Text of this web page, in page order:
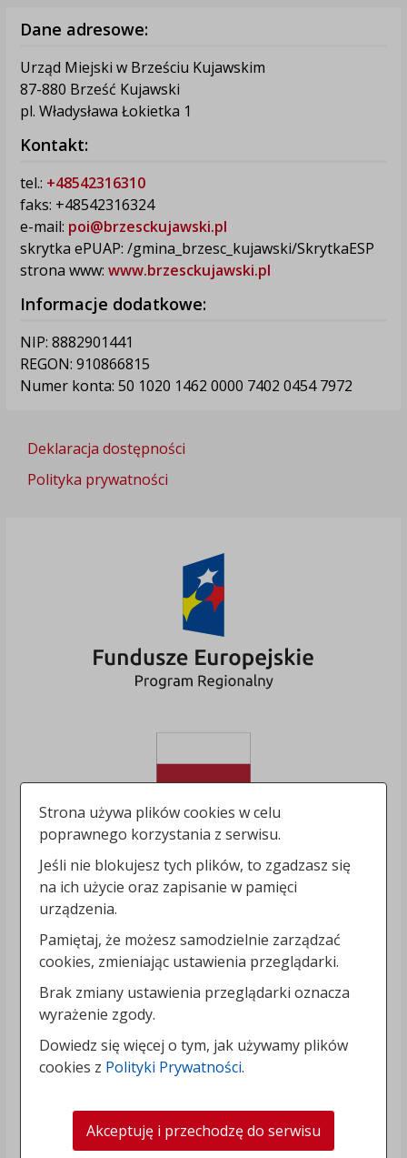
Dane adresowe:
Urząd Miejski w Brześciu Kujawskim
87-880 Brześć Kujawski
pl. Władysława Łokietka 1
Kontakt:
tel.: +48542316310
faks: +48542316324
e-mail: poi@brzesckujawski.pl
skrytka ePUAP: /gmina_brzesc_kujawski/SkrytkaESP
strona www: www.brzesckujawski.pl
Informacje dodatkowe:
NIP: 8882901441
REGON: 910866815
Numer konta: 50 1020 1462 0000 7402 0454 7972
Deklaracja dostępności
Polityka prywatności
Strona używa plików cookies w celu
poprawnego korzystania z serwisu.
Jeśli nie blokujesz tych plików, to zgadzasz się
na ich użycie oraz zapisanie w pamięci
urządzenia.
Pamiętaj, że możesz samodzielnie zarządzać
cookies, zmieniając ustawienia przeglądarki.
Brak zmiany ustawienia przeglądarki oznacza
wyrażenie zgody.
Dowiedz się więcej o tym, jak używamy plików
cookies z Polityki Prywatności.
Akceptuję i przechodzę do serwisu